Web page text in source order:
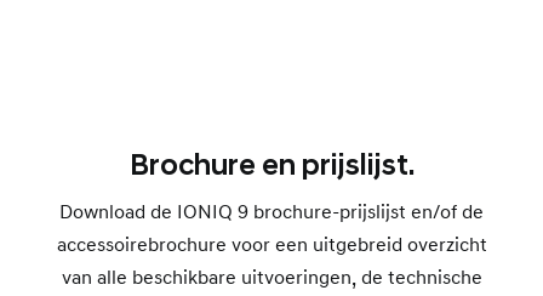
Brochure en prijslijst.
Download de IONIQ 9 brochure-prijslijst en/of de
accessoirebrochure voor een uitgebreid overzicht
van alle beschikbare uitvoeringen, de technische